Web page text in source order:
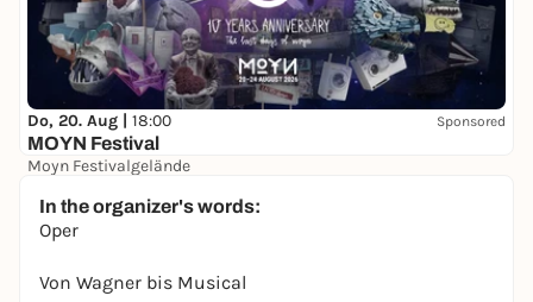
Do, 20. Aug | 18:00 Sponsored
MOYN Festival
Moyn Festivalgelände
In the organizer's words:
Oper
Von Wagner bis Musical